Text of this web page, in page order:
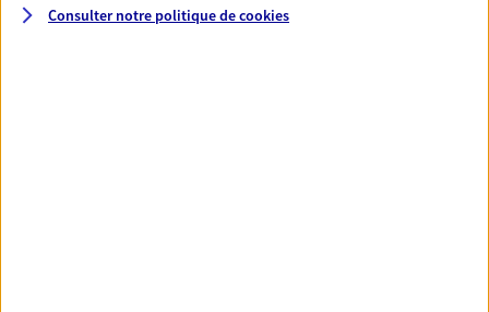
Consulter notre politique decookies